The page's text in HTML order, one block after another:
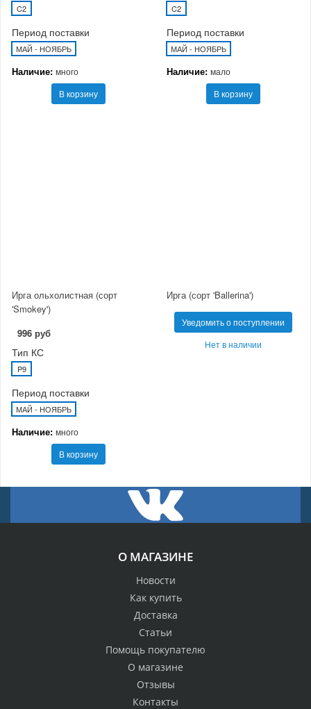
C2
Период поставки
МАЙ - НОЯБРЬ
Наличие: много
В корзину
C2
Период поставки
МАЙ - НОЯБРЬ
Наличие: мало
В корзину
Ирга ольхолистная (сорт
'Smokey')
996 руб
Тип КС
P9
Период поставки
МАЙ - НОЯБРЬ
Наличие: много
В корзину
Ирга (сорт 'Ballerina')
Уведомить о поступлении
Нет в наличии
О МАГАЗИНЕ
Новости
Как купить
Доставка
Статьи
Помощь покупателю
О магазине
Отзывы
Контакты